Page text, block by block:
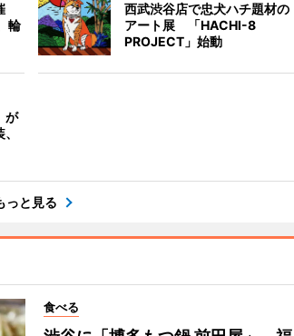
輪
西武渋谷店で忠犬ハチ題材の
アート展 「HACHI-8
PROJECT」始動
が
っと見る
食べる